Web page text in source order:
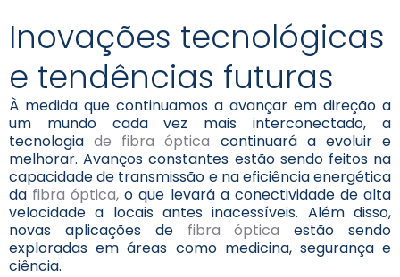
Inovações tecnológicas
e tendências futuras
À medida que continuamos a avançar em direção a
um mundo cada vez mais interconectado, a
tecnologiade fibra óptica continuará a evoluir e
melhorar. Avanços constantes estão sendo feitos na
capacidade de transmissão e na eficiência energética
da fibra óptica, o que levará a conectividade de alta
velocidade a locais antes inacessíveis. Além disso,
novas aplicações de fibra óptica estão sendo
exploradas em áreas como medicina, segurança e
ciência.